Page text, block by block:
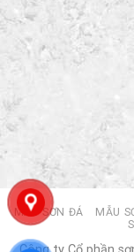
MẪU SƠN ĐÁ MẪU